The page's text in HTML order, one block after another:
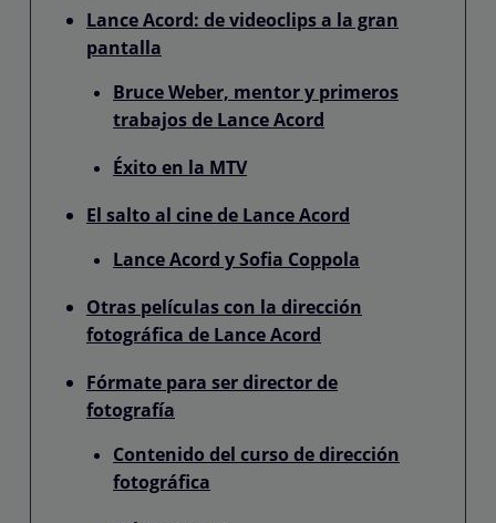
Lance Acord: de videoclips a la gran
pantalla
Bruce Weber, mentor y primeros
trabajos de Lance Acord
Éxito en la MTV
El salto al cine de Lance Acord
Lance Acord y Sofia Coppola
Otras películas con la dirección
fotográfica de Lance Acord
Fórmate para ser director de
fotografía
Contenido del curso de dirección
fotográfica